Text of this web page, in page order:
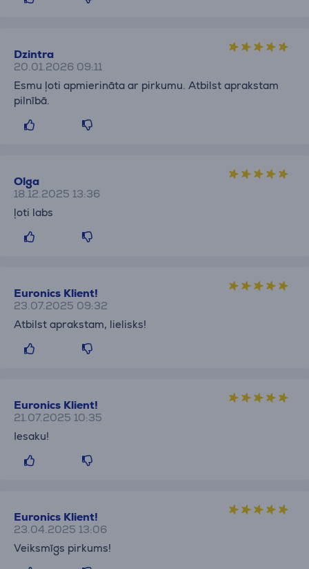
Dzintra
20.01.2026 09:11
Esmu ļoti apmierināta ar pirkumu. Atbilst aprakstam
pilnībā.
Olga
18.12.2025 13:36
ļoti labs
Euronics Klient!
23.07.2025 09:32
Atbilst aprakstam, lielisks!
Euronics Klient!
21.07.2025 10:35
Iesaku!
Euronics Klient!
23.04.2025 13:06
Veiksmīgs pirkums!